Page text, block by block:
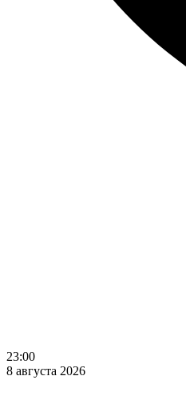
23:00
8 августа 2026